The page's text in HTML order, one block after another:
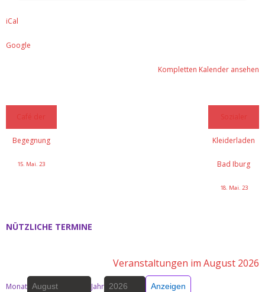
iCal
Google
Kompletten Kalender ansehen
Café der
Begegnung
15. Mai. 23
Sozialer
Kleiderladen
Bad Iburg
18. Mai. 23
NÜTZLICHE TERMINE
Veranstaltungen im August 2026
Monat Jahr